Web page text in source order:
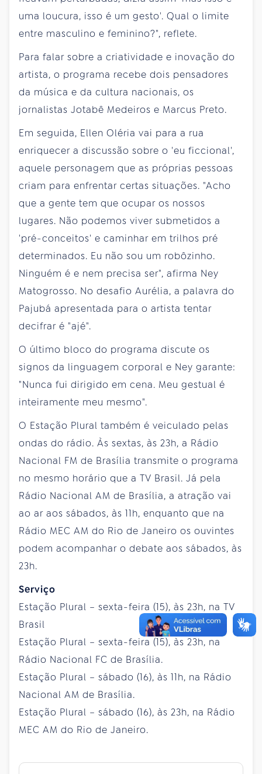
uma loucura, isso é um gesto'. Qual o limite
entre masculino e feminino?", reflete.
Para falar sobre a criatividade e inovação do
artista, o programa recebe dois pensadores
da música e da cultura nacionais, os
jornalistas Jotabê Medeiros e Marcus Preto.
Em seguida, Ellen Oléria vai para a rua
enriquecer a discussão sobre o 'eu ficcional',
aquele personagem que as próprias pessoas
criam para enfrentar certas situações. "Acho
que a gente tem que ocupar os nossos
lugares. Não podemos viver submetidos a
'pré-conceitos' e caminhar em trilhos pré
determinados. Eu não sou um robôzinho.
Ninguém é e nem precisa ser", afirma Ney
Matogrosso. No desafio Aurélia, a palavra do
Pajubá apresentada para o artista tentar
decifrar é "ajé".
O último bloco do programa discute os
signos da linguagem corporal e Ney garante:
"Nunca fui dirigido em cena. Meu gestual é
inteiramente meu mesmo".
O Estação Plural também é veiculado pelas
ondas do rádio. Às sextas, às 23h, a Rádio
Nacional FM de Brasília transmite o programa
no mesmo horário que a TV Brasil. Já pela
Rádio Nacional AM de Brasília, a atração vai
ao ar aos sábados, às 11h, enquanto que na
Rádio MEC AM do Rio de Janeiro os ouvintes
podem acompanhar o debate aos sábados, às
23h.
Serviço
Estação Plural – sexta-feira (15), às 23h, na TV
Brasil
Estação Plural – sexta-feira (15), às 23h, na
Rádio Nacional FC de Brasília.
Estação Plural – sábado (16), às 11h, na Rádio
Nacional AM de Brasília.
Estação Plural – sábado (16), às 23h, na Rádio
MEC AM do Rio de Janeiro.